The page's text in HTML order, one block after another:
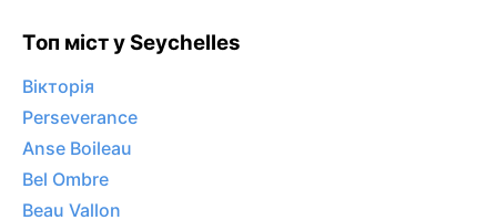
Топ міст у Seychelles
Вікторія
Perseverance
Anse Boileau
Bel Ombre
Beau Vallon